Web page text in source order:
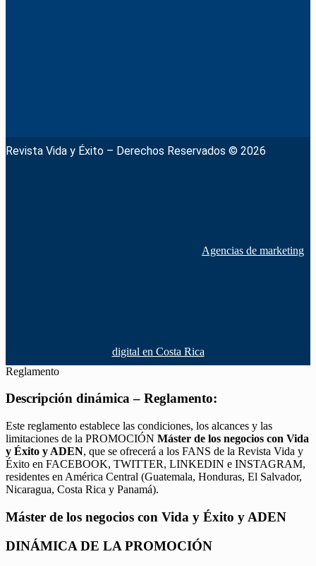
Revista Vida y Éxito – Derechos Reservados © 2026
Agencias de marketing
digital en Costa Rica
Reglamento
Descripción dinámica – Reglamento:
Este reglamento establece las condiciones, los alcances y las
limitaciones de la PROMOCIÓN Máster de los negocios con Vida
y Éxito y ADEN, que se ofrecerá a los FANS de la Revista Vida y
Éxito en FACEBOOK, TWITTER, LINKEDIN e INSTAGRAM,
residentes en América Central (Guatemala, Honduras, El Salvador,
Nicaragua, Costa Rica y Panamá).
Máster de los negocios con Vida y Éxito y ADEN
DINÁMICA DE LA PROMOCIÓN